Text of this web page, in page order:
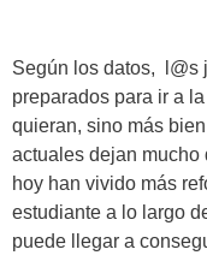
Según los datos, l@s
preparados para ir a
quieran, sino más
actuales dejan mucho
hoy han vivido más
estudiante a lo largo
puede llegar a